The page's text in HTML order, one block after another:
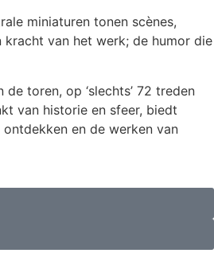
miniaturen tonen scènes,
van het werk; de humor die
toren, op ‘slechts’ 72 treden
van historie en sfeer, biedt
en de werken van